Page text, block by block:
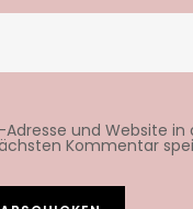
Adresse und Website in
Kommentar